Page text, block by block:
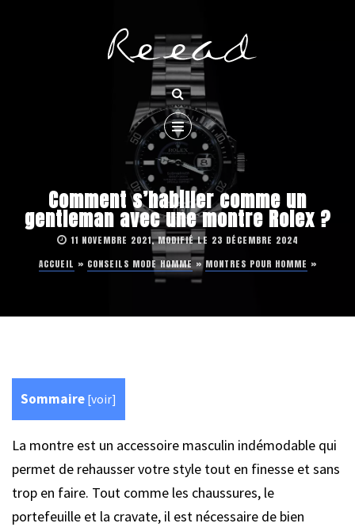
Comment s’habiller comme un
gentleman avec une montre Rolex ?
11 NOVEMBRE 2021, MODIFIÉ LE 23 DÉCEMBRE 2024
ACCUEIL » CONSEILS MODE HOMME »MONTRES POUR HOMME »
Sommaire [voir]
La montre est un accessoire masculin indémodable qui
permet de rehausser votre style tout en finesse et sans
trop en faire. Tout comme les chaussures, le
portefeuille et la cravate, il est nécessaire de bien